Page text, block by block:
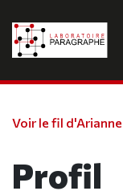
Voir le fil d'Arianne
Profil